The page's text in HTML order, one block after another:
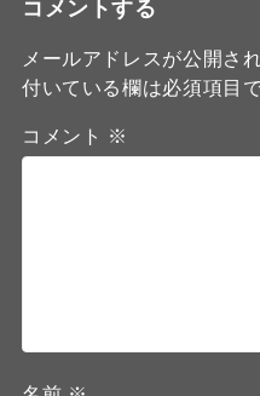
コメントする
メールアドレスが公開さ
付いている欄は必須項目
コメント ※